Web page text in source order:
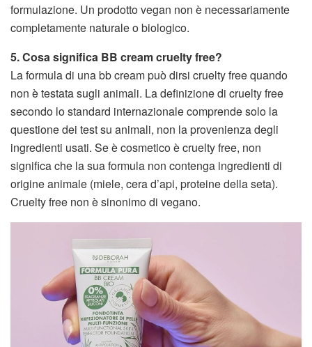
formulazione. Un prodotto vegan non è necessariamente
completamente naturale o biologico.
5. Cosa significa BB cream cruelty free?
La formula di una bb cream può dirsi cruelty free quando
non è testata sugli animali. La definizione di cruelty free
secondo lo standard internazionale comprende solo la
questione dei test su animali, non la provenienza degli
ingredienti usati. Se è cosmetico è cruelty free, non
significa che la sua formula non contenga ingredienti di
origine animale (miele, cera d’api, proteine della seta).
Cruelty free non è sinonimo di vegano.